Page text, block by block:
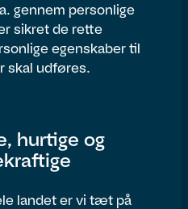
gennem personlige
sikret de rette
egenskaber til
skal udføres.
hurtige og
landet er vi tæt på